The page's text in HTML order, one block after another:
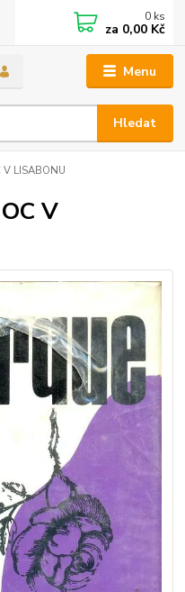
Menu
Hledat
0 ks
za 0,00 Kč
V LISABONU
V